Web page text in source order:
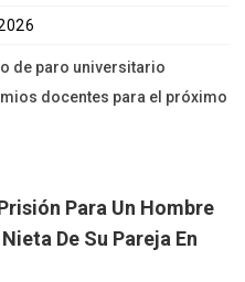
de paro universitario
docentes para el próximo
Para Un Hombre
De Su Pareja En